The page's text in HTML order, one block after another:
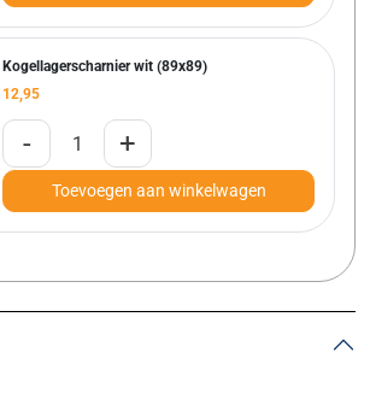
Kogellagerscharnier wit (89x89)
12,95
- +
Toevoegen aan winkelwagen